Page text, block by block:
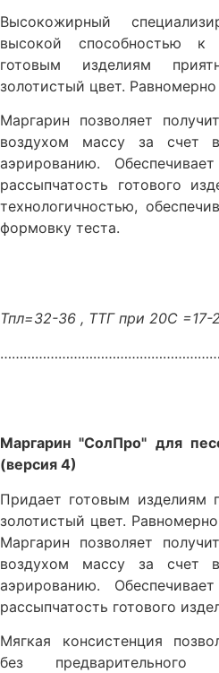
Высокожирный
высокой способностью к
готовым изделиям
золотистый цвет.
Маргарин позволяет
воздухом массу за счет
аэрированию.
рассыпчатость готового
технологичностью,
формовку теста.
Тпл=32-36 , ТТГ при 20С =17-
Маргарин "СолПро" для
(версия 4)
Придает готовым изделиям
золотистый цвет.
Маргарин позволяет
воздухом массу за счет
аэрированию.
рассыпчатость готового
Мягкая консистенция
без предварительного